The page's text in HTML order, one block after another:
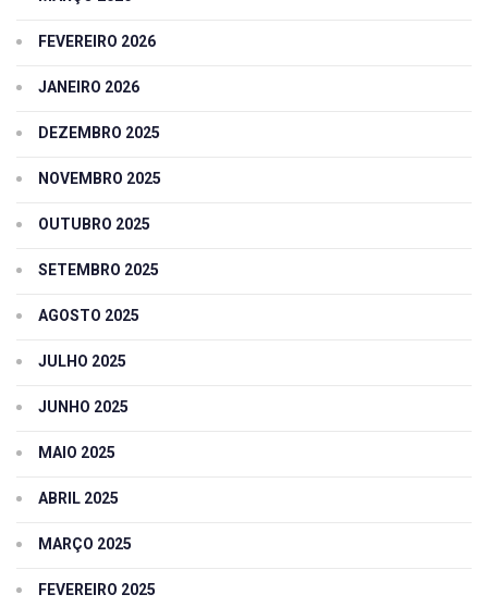
FEVEREIRO 2026
JANEIRO 2026
DEZEMBRO 2025
NOVEMBRO 2025
OUTUBRO 2025
SETEMBRO 2025
AGOSTO 2025
JULHO 2025
JUNHO 2025
MAIO 2025
ABRIL 2025
MARÇO 2025
FEVEREIRO 2025